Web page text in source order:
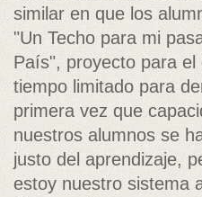
similar en que los
"Un Techo para mi
País", proyecto para
tiempo limitado para
primera vez que
nuestros alumnos se
justo del aprendizaje,
estoy nuestro sistema